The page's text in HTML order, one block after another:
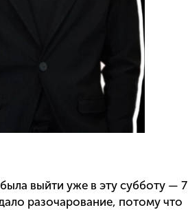
выйти уже в эту субботу — 7
разочарование, потому что